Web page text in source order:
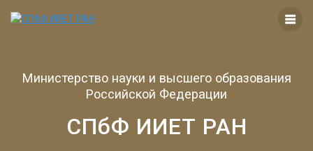
Министерство науки и высшего образования
Российской Федерации
СПбФ ИИЕТ РАН